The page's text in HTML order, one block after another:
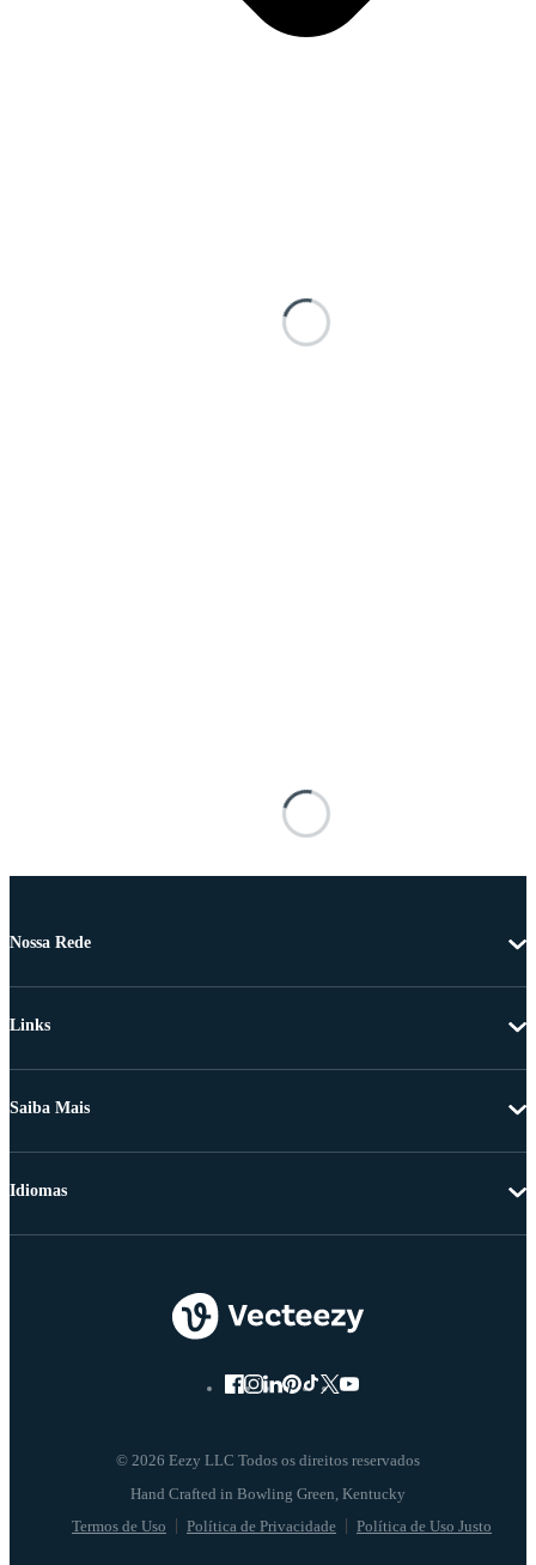
Nossa Rede
Links
Saiba Mais
© 2026 Eezy LLC Todos os direitos reservados
Termos de Uso Política de Privacidade Política de Uso Justo
Idiomas